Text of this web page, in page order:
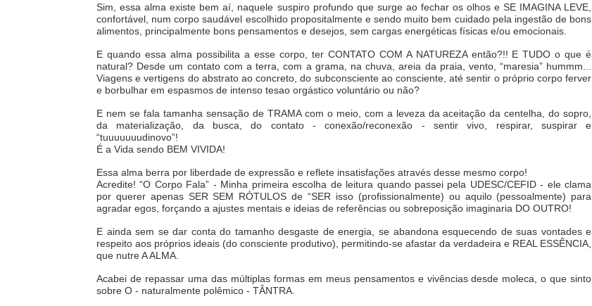
Sim, essa alma existe bem aí, naquele suspiro profundo que surge ao fechar os olhos e SE IMAGINA LEVE,
confortável, num corpo saudável escolhido propositalmente e sendo muito bem cuidado pela ingestão de bons
alimentos, principalmente bons pensamentos e desejos, sem cargas energéticas físicas e/ou emocionais.
E quando essa alma possibilita a esse corpo, ter CONTATO COM A NATUREZA então?!! E TUDO o que é
natural? Desde um contato com a terra, com a grama, na chuva, areia da praia, vento, “maresia” hummm...
Viagens e vertigens do abstrato ao concreto, do subconsciente ao consciente, até sentir o próprio corpo ferver
e borbulhar em espasmos de intenso tesao orgástico voluntário ou não?
E nem se fala tamanha sensação de TRAMA com o meio, com a leveza da aceitação da centelha, do sopro,
da materialização, da busca, do contato - conexão/reconexão - sentir vivo, respirar, suspirar e
“tuuuuuuudinovo”!
É a Vida sendo BEM VIVIDA!
Essa alma berra por liberdade de expressão e reflete insatisfações através desse mesmo corpo!
Acredite! “O Corpo Fala” - Minha primeira escolha de leitura quando passei pela UDESC/CEFID - ele clama
por querer apenas SER SEM RÓTULOS de “SER isso (profissionalmente) ou aquilo (pessoalmente) para
agradar egos, forçando a ajustes mentais e ideias de referências ou sobreposição imaginaria DO OUTRO!
E ainda sem se dar conta do tamanho desgaste de energia, se abandona esquecendo de suas vontades e
respeito aos próprios ideais (do consciente produtivo), permitindo-se afastar da verdadeira e REAL ESSÊNCIA,
que nutre A ALMA.
Acabei de repassar uma das múltiplas formas em meus pensamentos e vivências desde moleca, o que sinto
sobre O - naturalmente polêmico - TÂNTRA.